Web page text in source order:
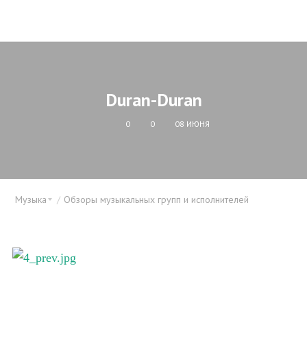
Duran-Duran
0 0 08 ИЮНЯ
Музыка Обзоры музыкальных групп и исполнителей